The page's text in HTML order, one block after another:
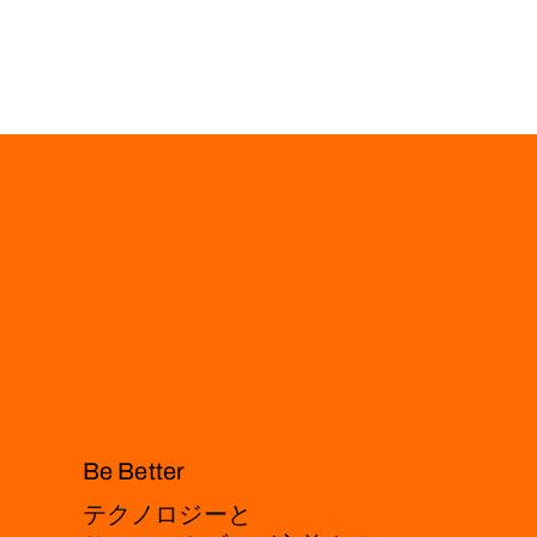
Be Better
テクノロジーと